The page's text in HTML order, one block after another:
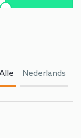
Alle Nederlands